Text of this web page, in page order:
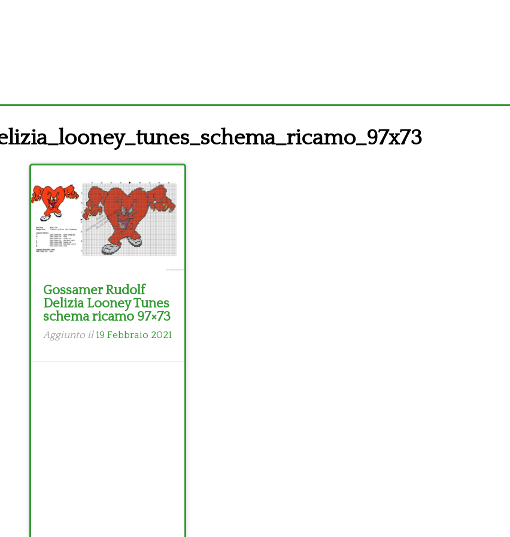
Gossamer Rudolf
Delizia Looney Tunes
schema ricamo 97×73
Aggiunto il 19 Febbraio 2021